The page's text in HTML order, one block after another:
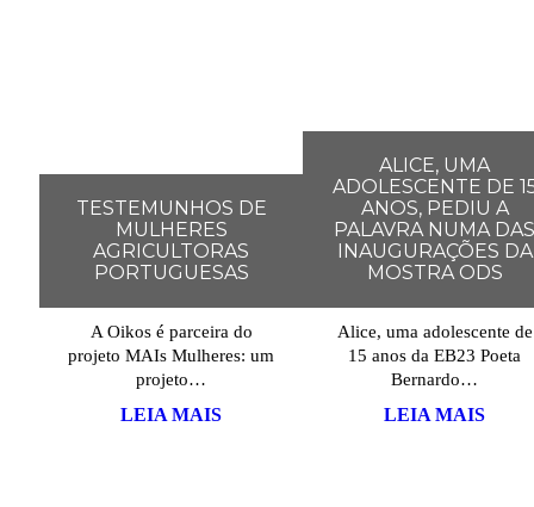
TESTEMUNHOS DE
MULHERES
AGRICULTORAS
PORTUGUESAS
A Oikos é parceira do
projeto MAIs Mulheres: um
projeto…
LEIA MAIS
ALICE, UMA
ADOLESCENTE DE
ANOS, PEDIU A
PALAVRA NUMA DAS
INAUGURAÇÕES DA
MOSTRA ODS
Alice, uma adolescente de
15 anos da EB23 Poeta
Bernardo…
LEIA MAIS